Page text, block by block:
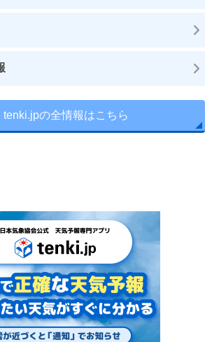
tenki.jpの全情報はこちら